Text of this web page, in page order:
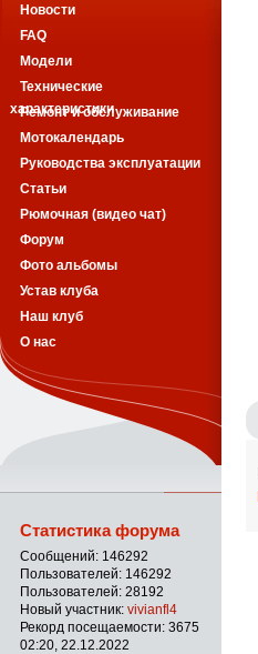
Новости
FAQ
Модели
Технические
характеристики
Ремонт и обслуживание
Мотокалендарь
Руководства эксплуатации
Статьи
Рюмочная (видео чат)
Форум
Фото альбомы
Устав клуба
Наш клуб
О нас
Статистика форума
Сообщений: 146292
Пользователей: 146292
Пользователей: 28192
Новый участник: vivianfl4
Рекорд посещаемости: 3675
02:20, 22.12.2022